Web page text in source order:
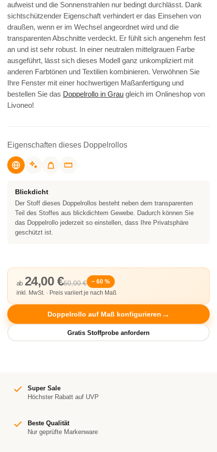
aufweist und die Sonnenstrahlen nur bedingt durchlässt. Dank
sichtschützender Eigenschaft verhindert er das Einsehen von
draußen, wenn er im Wechsel angeordnet wird und die
transparenten Abschnitte verdeckt. Er fühlt sich angenehm fest
an und ist sehr robust. In einer neutralen mittelgrauen Farbe
ausgeführt, lässt sich dieses Modell ganz unkompliziert mit
anderen Farbtönen und Textilien kombinieren. Verwöhnen Sie
Ihre Fenster mit einer hochwertigen Maßanfertigung und
bestellen Sie das Doppelrollo in Grau gleich im Onlineshop von
Livoneo!
Eigenschaften dieses Doppelrollos
Blickdicht
Der Stoff dieses Doppelrollos besteht neben dem transparenten
Teil des Stoffes aus blickdichtem Gewebe. Dadurch können Sie
das Doppelrollo jederzeit so einstellen, dass Ihre Privatsphäre
geschützt ist.
60,00 €
ab 24,00 €
− 60 %
inkl. MwSt. · Preis variiert je nach Maß
Doppelrollo auf Maß konfigurieren
Super Sale
Höchster Rabatt auf UVP
Beste Qualität
Nur geprüfte Markenware